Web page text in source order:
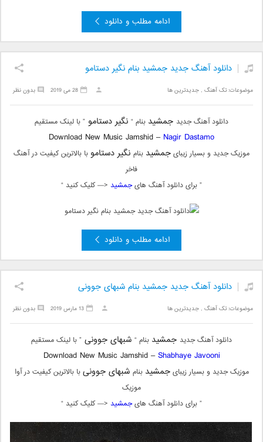
ادامه مطلب و دانلود
دانلود آهنگ جدید جمشید بنام نگیر دستامو
موضوعات:تک آهنگ ,جدیدترین ها بدون نظر 28 می 2019
دانلود آهنگ جدید جمشید بنام “ نگیر دستامو ” با لینک مستقیم
Download New Music Jamshid – Nagir Dastamo
موزیک جدید و بسیار زیبایجمشید بنام نگیر دستاموبا بالاترین کیفیت در آهنگ
فاخر
” برای دانلود آهنگ هایجمشید <— کلیک کنید “
ادامه مطلب و دانلود
دانلود آهنگ جدید جمشید بنام شبهای جوونی
موضوعات:تک آهنگ ,جدیدترین ها بدون نظر 13 مارس 2019
دانلود آهنگ جدید جمشید بنام “ شبهای جوونی ” با لینک مستقیم
Download New Music Jamshid –Shabhaye Javooni
موزیک جدید و بسیار زیبایجمشید بنام شبهای جوونیبا بالاترین کیفیت در آوا
موزیک
” برای دانلود آهنگ هایجمشید <— کلیک کنید “